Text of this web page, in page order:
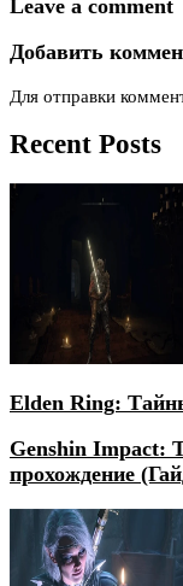
Leave a comment
Добавить
Для отправки
Recent Posts
Elden Ring:
Genshin Impact:
прохождение